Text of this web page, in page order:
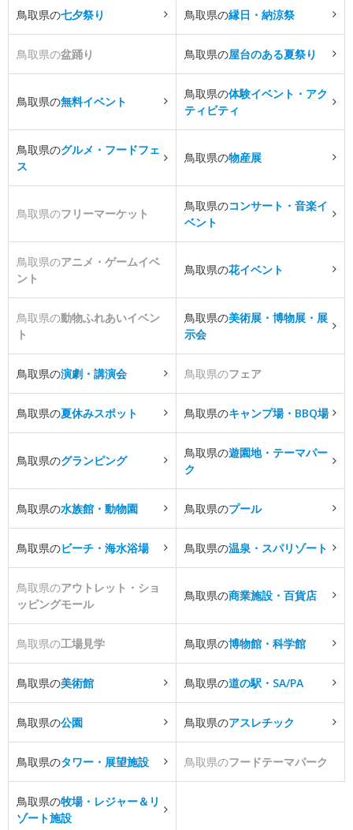
鳥取県の七夕祭り 鳥取県の縁日・納涼祭
鳥取県の盆踊り 鳥取県の屋台のある夏祭り
鳥取県の無料イベント
鳥取県の体験イベント・アク
ティビティ
鳥取県のグルメ・フードフェ
ス
鳥取県の物産展
鳥取県のフリーマーケット
鳥取県のコンサート・音楽イ
ベント
鳥取県のアニメ・ゲームイベ
ント
鳥取県の花イベント
鳥取県の動物ふれあいイベン
ト
鳥取県の美術展・博物展・展
示会
鳥取県の演劇・講演会 鳥取県のフェア
鳥取県の夏休みスポット 鳥取県のキャンプ場・BBQ場
鳥取県のグランピング
鳥取県の遊園地・テーマパー
ク
鳥取県の水族館・動物園 鳥取県のプール
鳥取県のビーチ・海水浴場 鳥取県の温泉・スパリゾート
鳥取県のアウトレット・ショ
ッピングモール
鳥取県の商業施設・百貨店
鳥取県の工場見学 鳥取県の博物館・科学館
鳥取県の美術館 鳥取県の道の駅・SA/PA
鳥取県の公園 鳥取県のアスレチック
鳥取県のタワー・展望施設 鳥取県のフードテーマパーク
鳥取県の牧場・レジャー＆リ
ゾート施設